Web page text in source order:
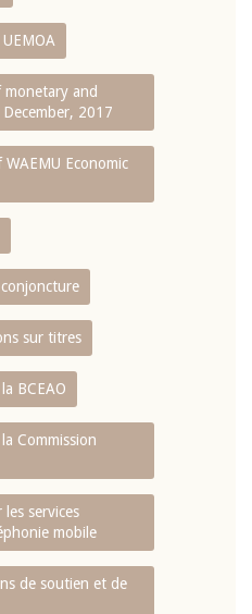
and
2017
Economic
sur titres
BCEAO
Commission
services
mobile
de soutien et de